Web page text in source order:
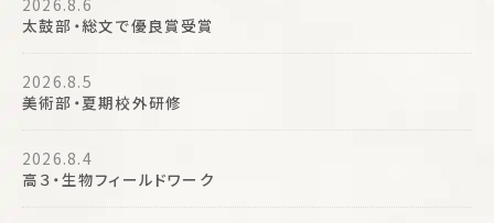
2026.8.6
太鼓部・総文で優良賞受賞
2026.8.5
美術部・夏期校外研修
2026.8.4
高３・生物フィールドワーク